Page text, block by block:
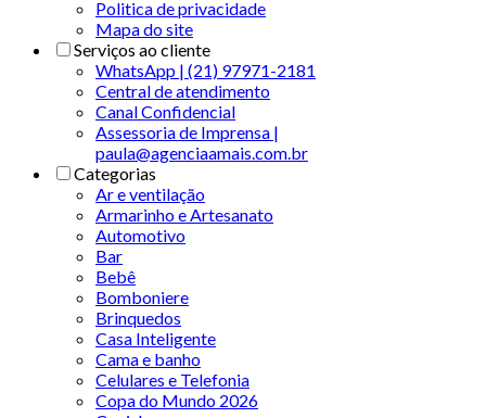
Politica de privacidade
Mapa do site
Serviços ao cliente
WhatsApp | (21) 97971-2181
Central de atendimento
Canal Confidencial
Assessoria de Imprensa |
paula@agenciaamais.com.br
Categorias
Ar e ventilação
Armarinho e Artesanato
Automotivo
Bar
Bebê
Bomboniere
Brinquedos
Casa Inteligente
Cama e banho
Celulares e Telefonia
Copa do Mundo 2026